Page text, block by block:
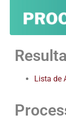
Lista de